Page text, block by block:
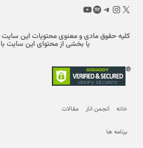
X اینستاگرم
تلگرام
اسپاتیفای
یوتیوب
کلیه حقوق مادی و معنوی محتویات این سایت
یا بخشی از محتوای این سایت
خانه انجمن انار مقالات
برنامه ها